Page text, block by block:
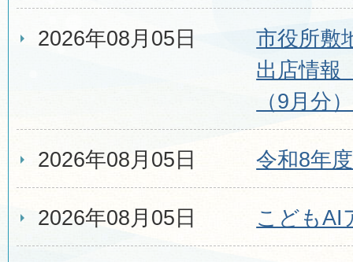
2026年08月05日
市役所敷
出店情報
（9月分）
2026年08月05日 令和8年
2026年08月05日 こどもAI